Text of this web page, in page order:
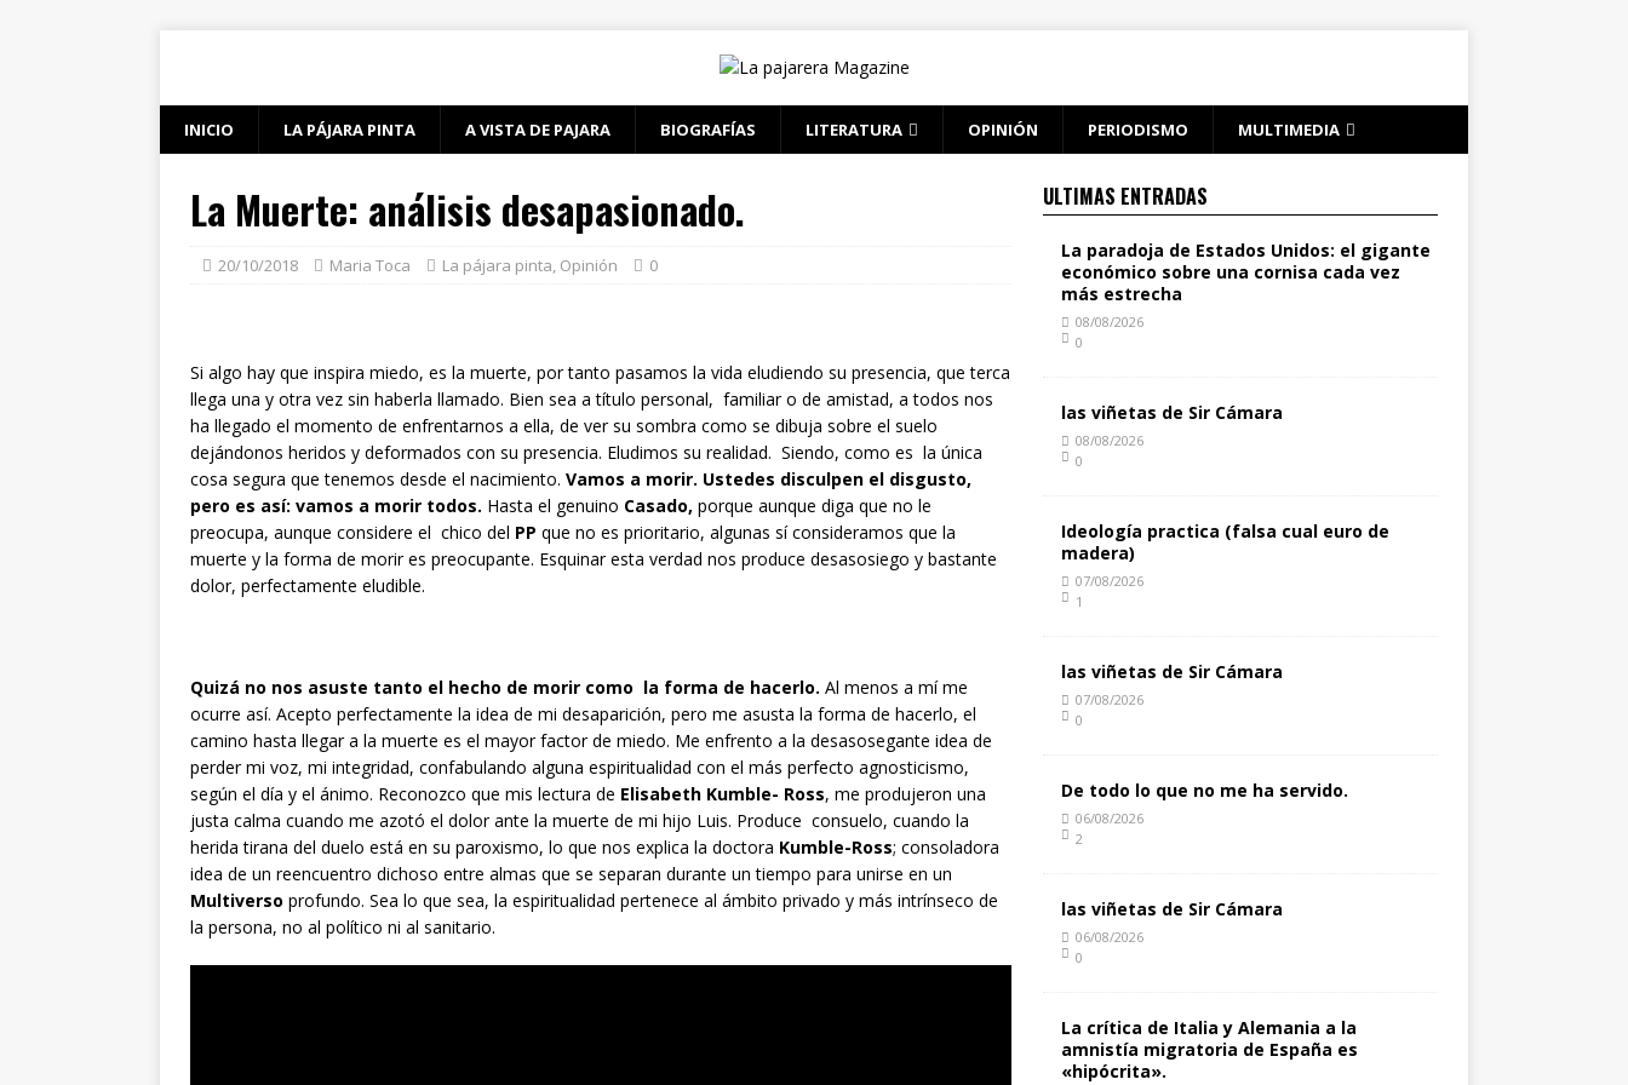
INICIO LA PÁJARA PINTA A VISTA DE PAJARA BIOGRAFÍAS LITERATURA OPINIÓN PERIODISMO MULTIMEDIA
La Muerte: análisis desapasionado.
20/10/2018 Maria Toca La pájara pinta, Opinión 0
Si algo hay que inspira miedo, es la muerte, por tanto pasamos la vida eludiendo su presencia, que terca
llega una y otra vez sin haberla llamado. Bien sea a título personal, familiar o de amistad, a todos nos
ha llegado el momento de enfrentarnos a ella, de ver su sombra como se dibuja sobre el suelo
dejándonos heridos y deformados con su presencia. Eludimos su realidad. Siendo, como es la única
cosa segura que tenemos desde el nacimiento. Vamos a morir. Ustedes disculpen el disgusto,
pero es así: vamos a morir todos. Hasta el genuino Casado, porque aunque diga que no le
preocupa, aunque considere el chico del PP que no es prioritario, algunas sí consideramos que la
muerte y la forma de morir es preocupante. Esquinar esta verdad nos produce desasosiego y bastante
dolor, perfectamente eludible.
Quizá no nos asuste tanto el hecho de morir como la forma de hacerlo. Al menos a mí me
ocurre así. Acepto perfectamente la idea de mi desaparición, pero me asusta la forma de hacerlo, el
camino hasta llegar a la muerte es el mayor factor de miedo. Me enfrento a la desasosegante idea de
perder mi voz, mi integridad, confabulando alguna espiritualidad con el más perfecto agnosticismo,
según el día y el ánimo. Reconozco que mis lectura de Elisabeth Kumble- Ross, me produjeron una
justa calma cuando me azotó el dolor ante la muerte de mi hijo Luis. Produce consuelo, cuando la
herida tirana del duelo está en su paroxismo, lo que nos explica la doctora Kumble-Ross; consoladora
idea de un reencuentro dichoso entre almas que se separan durante un tiempo para unirse en un
Multiverso profundo. Sea lo que sea, la espiritualidad pertenece al ámbito privado y más intrínseco de
la persona, no al político ni al sanitario.
ULTIMAS ENTRADAS
La paradoja de Estados Unidos: el gigante
económico sobre una cornisa cada vez
más estrecha
08/08/2026
0
las viñetas de Sir Cámara
08/08/2026
0
Ideología practica (falsa cual euro de
madera)
07/08/2026
1
las viñetas de Sir Cámara
07/08/2026
0
De todo lo que no me ha servido.
06/08/2026
2
las viñetas de Sir Cámara
06/08/2026
0
La crítica de Italia y Alemania a la
amnistía migratoria de España es
«hipócrita».